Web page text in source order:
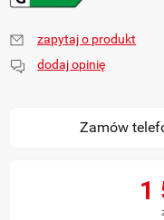
zapytaj o produkt
dodaj opinię
Zamów
1